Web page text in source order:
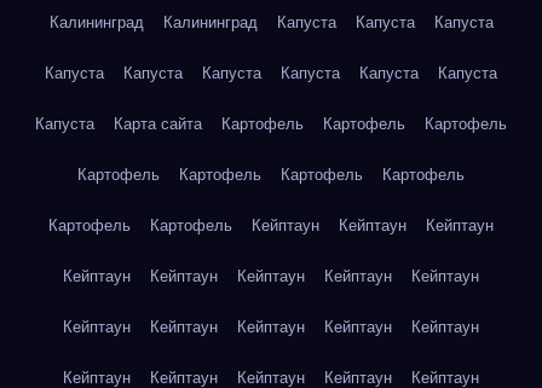
Калининград Калининград Капуста Капуста Капуста
Капуста Капуста Капуста Капуста Капуста Капуста
Капуста Карта сайта Картофель Картофель Картофель
Картофель Картофель Картофель Картофель
Картофель Картофель Кейптаун Кейптаун Кейптаун
Кейптаун Кейптаун Кейптаун Кейптаун Кейптаун
Кейптаун Кейптаун Кейптаун Кейптаун Кейптаун
Кейптаун Кейптаун Кейптаун Кейптаун Кейптаун